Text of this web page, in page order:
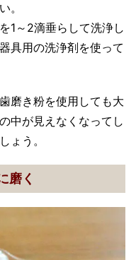
。
1～2滴垂らして洗浄し
具用の洗浄剤を使って
磨き粉を使用しても大
中が見えなくなってし
ょう。
磨く